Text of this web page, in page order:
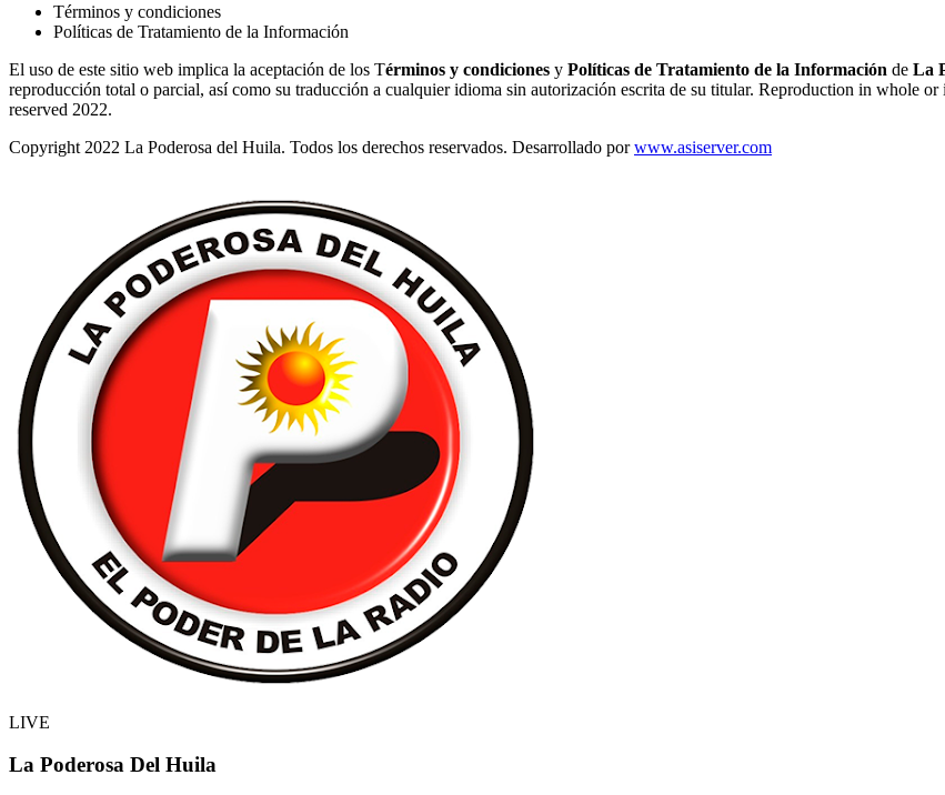
Términos y condiciones
Políticas de Tratamiento de la Información
El uso de este sitio web implica la aceptación de los Términos y condiciones y Políticas de Tratamiento de la Información de La
reproducción total o parcial, así como su traducción a cualquier idioma sin autorización escrita de su titular. Reproduction in whole
reserved 2022.
Copyright 2022 La Poderosa del Huila. Todos los derechos reservados. Desarrollado porwww.asiserver.com
LIVE
La Poderosa Del Huila